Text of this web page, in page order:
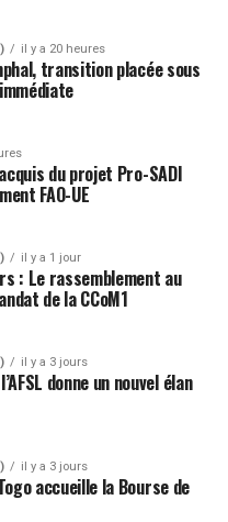
il y a 20 heures
transition placée sous
du projet Pro-SADI
FAO-UE
il y a 1 jour
: Le rassemblement au
de la CCoM1
il y a 3 jours
donne un nouvel élan
il y a 3 jours
accueille la Bourse de